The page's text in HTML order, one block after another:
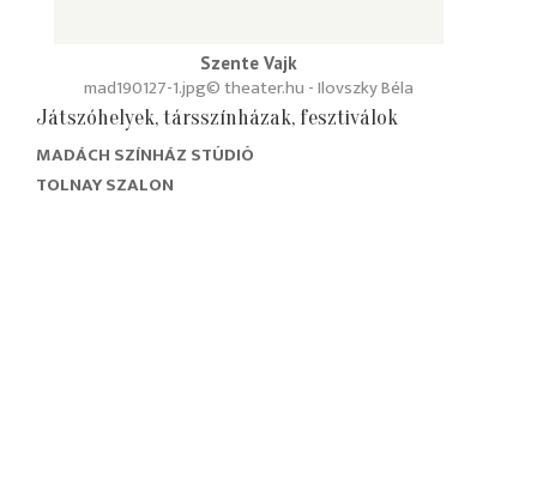
Szente Vajk
© theater.hu - Ilovszky Béla
mad190127-1.jpg
Játszóhelyek, társszínházak, fesztiválok
MADÁCH SZÍNHÁZ STÚDIÓ
TOLNAY SZALON